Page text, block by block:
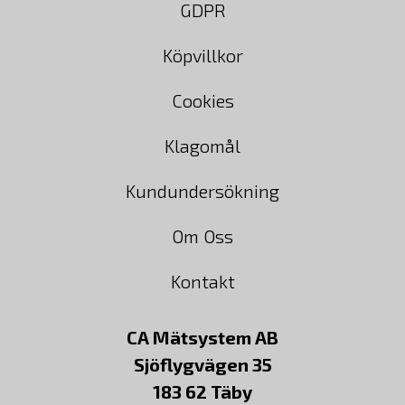
GDPR
Köpvillkor
Cookies
Klagomål
Kundundersökning
Om Oss
Kontakt
CA Mätsystem AB
Sjöflygvägen 35
183 62 Täby